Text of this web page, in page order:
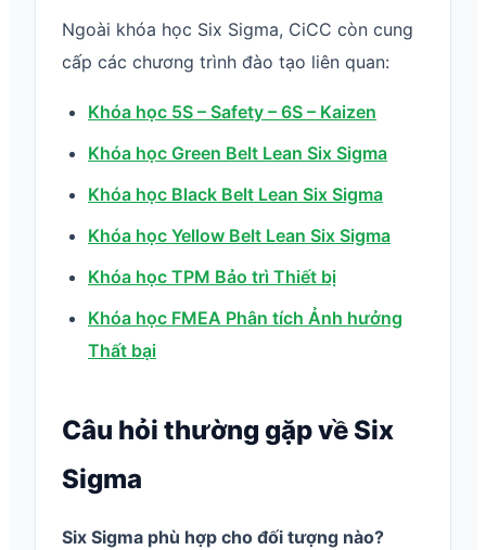
Ngoài khóa học Six Sigma, CiCC còn cung
cấp các chương trình đào tạo liên quan:
Khóa học 5S – Safety – 6S – Kaizen
Khóa học Green Belt Lean Six Sigma
Khóa học Black Belt Lean Six Sigma
Khóa học Yellow Belt Lean Six Sigma
Khóa học TPM Bảo trì Thiết bị
Khóa học FMEA Phân tích Ảnh hưởng
Thất bại
Câu hỏi thường gặp về Six
Sigma
Six Sigma phù hợp cho đối tượng nào?